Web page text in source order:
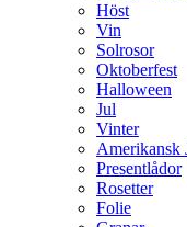
Höst
Vin
Solrosor
Oktoberfest
Halloween
Jul
Vinter
Amerikansk
Presentlådor
Rosetter
Folie